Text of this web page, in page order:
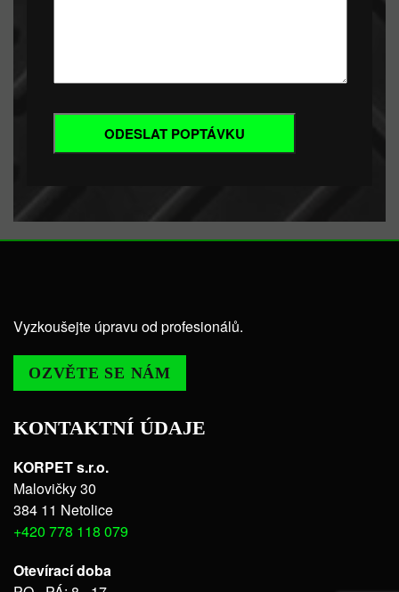
Vyzkoušejte úpravu od profesionálů.
OZVĚTE SE NÁM
KONTAKTNÍ ÚDAJE
KORPET s.r.o.
Malovičky 30
384 11 Netolice
+420 778 118 079
Otevírací doba